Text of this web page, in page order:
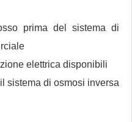
prima del sistema di
elettrica disponibili
sistema di osmosi inversa